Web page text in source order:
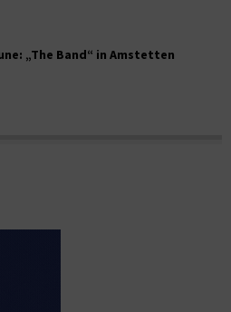
„The Band“ in Amstetten